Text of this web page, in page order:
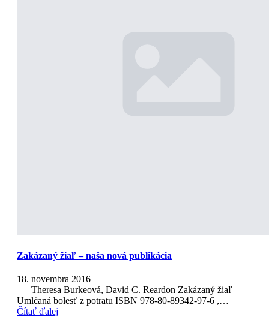
Zakázaný žiaľ – naša nová publikácia
18. novembra 2016
Theresa Burkeová, David C. Reardon Zakázaný žiaľ
Umlčaná bolesť z potratu ISBN 978-80-89342-97-6 ,…
Čítať ďalej